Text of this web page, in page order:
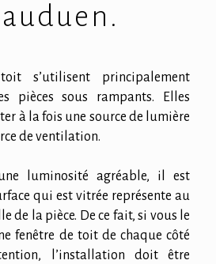
s’utilisent principalement
pièces sous rampants. Elles
à la fois une source de lumière
de ventilation.
luminosité agréable, il est
qui est vitrée représente au
de la pièce. De ce fait, si vous le
fenêtre de toit de chaque côté
l’installation doit être